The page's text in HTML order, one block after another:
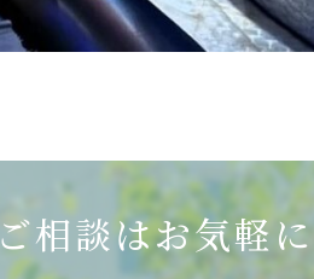
ご相談はお気軽に